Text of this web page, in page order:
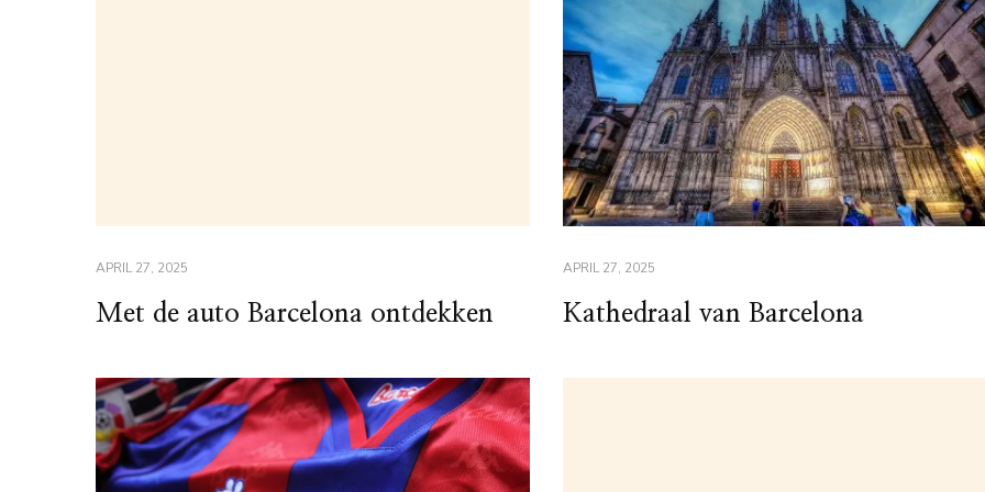
APRIL 27, 2025
Met de auto Barcelona ontdekken
APRIL 27, 2025
Kathedraal van Barcelona